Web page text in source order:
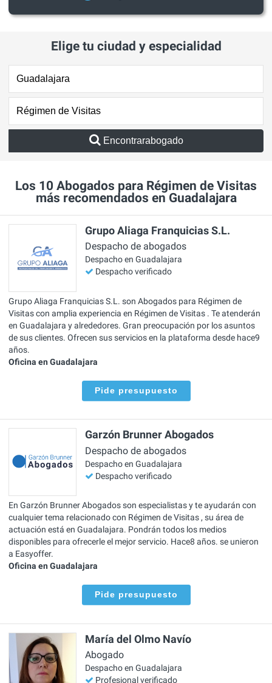
Elige tu ciudad y especialidad
Encontrarabogado
Los 10 Abogados para Régimen de Visitas
más recomendados en Guadalajara
Grupo Aliaga Franquicias S.L.
Despacho de abogados
Despacho en Guadalajara
Despacho verificado
Grupo Aliaga Franquicias S.L. son Abogados para Régimen de
Visitas con amplia experiencia en Régimen de Visitas . Te atenderán
en Guadalajara y alrededores. Gran preocupación por los asuntos
de sus clientes. Ofrecen sus servicios en la plataforma desde hace9
años.
Oficina en Guadalajara
Pide presupuesto
Garzón Brunner Abogados
Despacho de abogados
Despacho en Guadalajara
Despacho verificado
En Garzón Brunner Abogados son especialistas y te ayudarán con
cualquier tema relacionado con Régimen de Visitas , su área de
actuación está en Guadalajara. Pondrán todos los medios
disponibles para ofrecerle el mejor servicio. Hace8 años. se unieron
a Easyoffer.
Oficina en Guadalajara
Pide presupuesto
María del Olmo Navío
Abogado
Despacho en Guadalajara
Profesional verificado